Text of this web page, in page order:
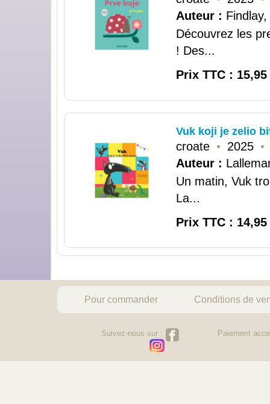
Auteur :
Découvrez les
! Des...
Prix TTC : 15,95
Vuk koji je zelio
croate • 2025 •
Auteur :
Un matin, Vuk
La...
Prix TTC : 14,95
Pour commander Conditions de
Suivez-nous sur : Paiement